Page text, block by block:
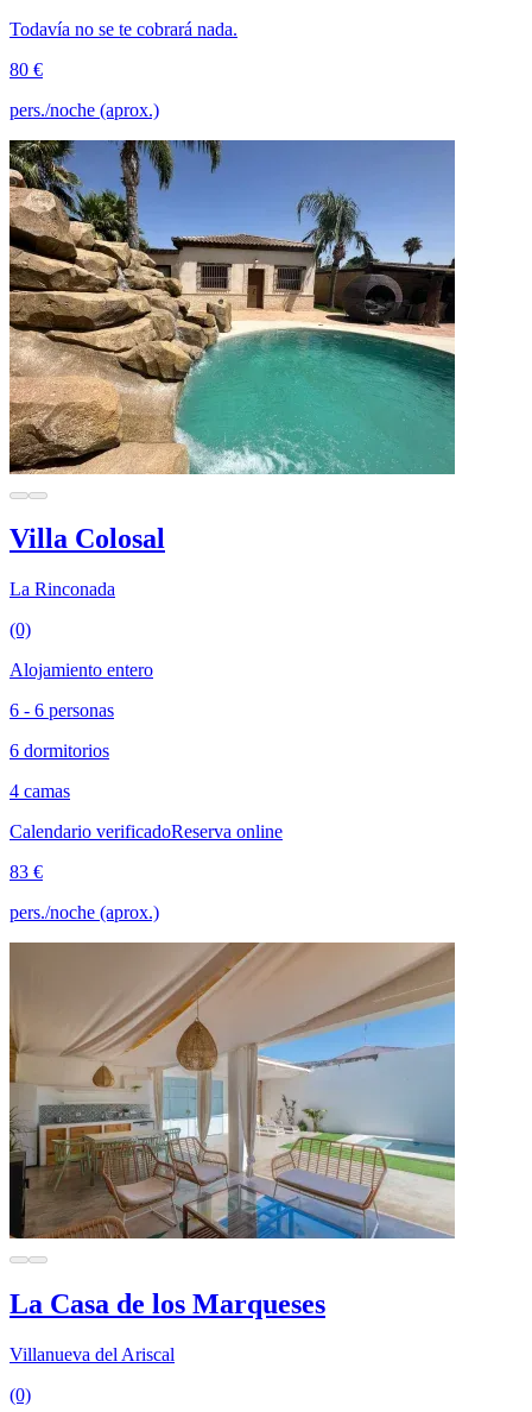
Todavía no se te cobrará nada.
80 €
pers./noche (aprox.)
Villa Colosal
La Rinconada
(0)
Alojamiento entero
6 - 6 personas
6 dormitorios
4 camas
Calendario verificadoReserva online
83 €
pers./noche (aprox.)
La Casa de los Marqueses
Villanueva del Ariscal
(0)